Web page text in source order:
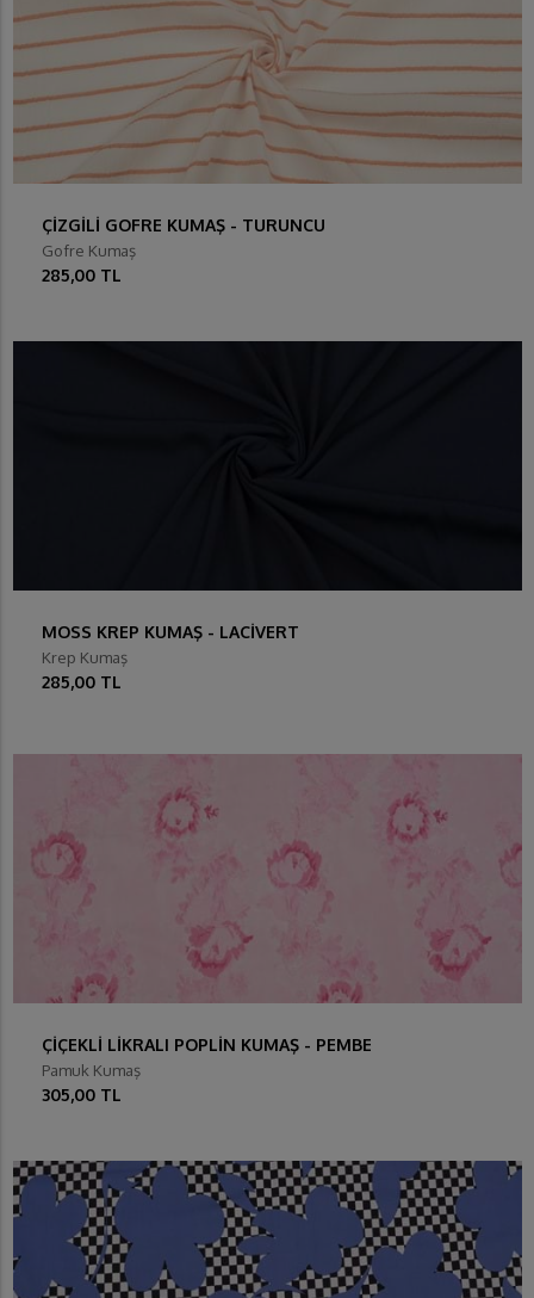
ÇİZGİLİ GOFRE KUMAŞ - TURUNCU
Gofre Kumaş
285,00 TL
MOSS KREP KUMAŞ - LACİVERT
Krep Kumaş
285,00 TL
ÇİÇEKLİ LİKRALI POPLİN KUMAŞ - PEMBE
Pamuk Kumaş
305,00 TL